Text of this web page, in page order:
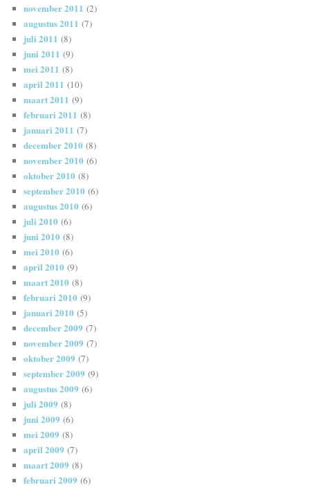
november 2011 (2)
augustus 2011 (7)
juli 2011 (8)
juni 2011 (9)
mei 2011 (8)
april 2011 (10)
maart 2011 (9)
februari 2011 (8)
januari 2011 (7)
december 2010 (8)
november 2010 (6)
oktober 2010 (8)
september 2010 (6)
augustus 2010 (6)
juli 2010 (6)
juni 2010 (8)
mei 2010 (6)
april 2010 (9)
maart 2010 (8)
februari 2010 (9)
januari 2010 (5)
december 2009 (7)
november 2009 (7)
oktober 2009 (7)
september 2009 (9)
augustus 2009 (6)
juli 2009 (8)
juni 2009 (6)
mei 2009 (8)
april 2009 (7)
maart 2009 (8)
februari 2009 (6)